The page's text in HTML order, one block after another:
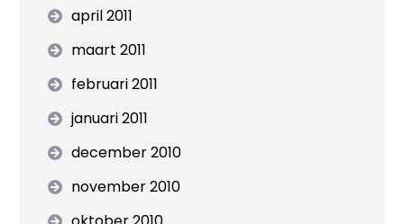
april 2011
maart 2011
februari 2011
januari 2011
december 2010
november 2010